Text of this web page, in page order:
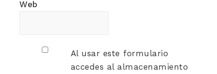
Web
Al usar este formulario
accedes al almacenamiento